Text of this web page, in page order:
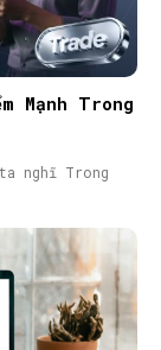
Mạnh Trong
Trong